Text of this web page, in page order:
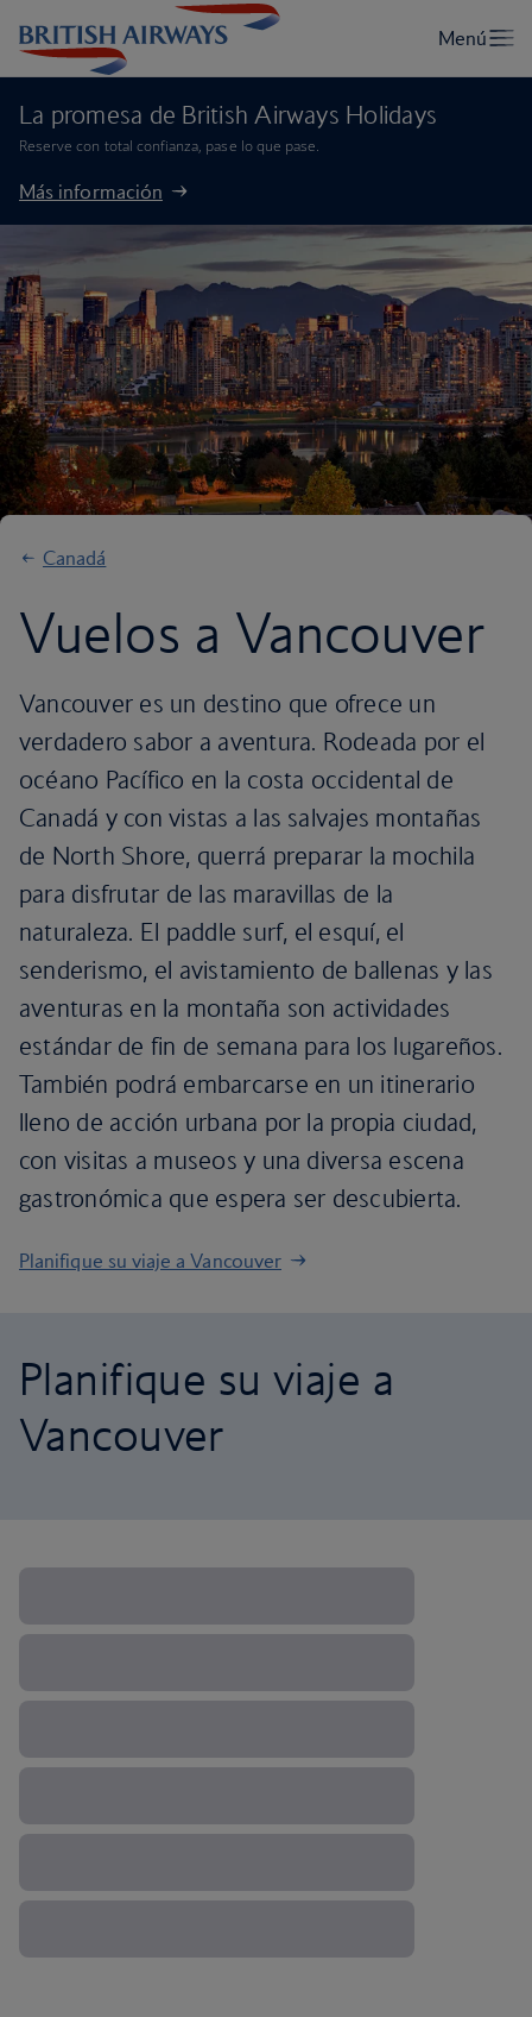
La promesa de British Airways Holidays
Reserve con total confianza, pase lo que pase.
Más información
Canadá
Vuelos a Vancouver
Vancouver es un destino que ofrece un
verdadero sabor a aventura. Rodeada por el
océano Pacífico en la costa occidental de
Canadá y con vistas a las salvajes montañas
de North Shore, querrá preparar la mochila
para disfrutar de las maravillas de la
naturaleza. El paddle surf, el esquí, el
senderismo, el avistamiento de ballenas y las
aventuras en la montaña son actividades
estándar de fin de semana para los lugareños.
También podrá embarcarse en un itinerario
lleno de acción urbana por la propia ciudad,
con visitas a museos y una diversa escena
gastronómica que espera ser descubierta.
Planifique su viaje a Vancouver
Planifique su viaje a
Vancouver